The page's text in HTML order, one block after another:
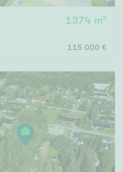
1374 m²
115 000 €